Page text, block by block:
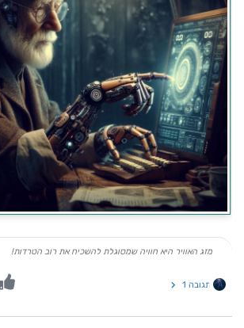
מזג האוויר היא חוויה שמסוגלת להשכיח את רוב הטרדות!
תגובה 1